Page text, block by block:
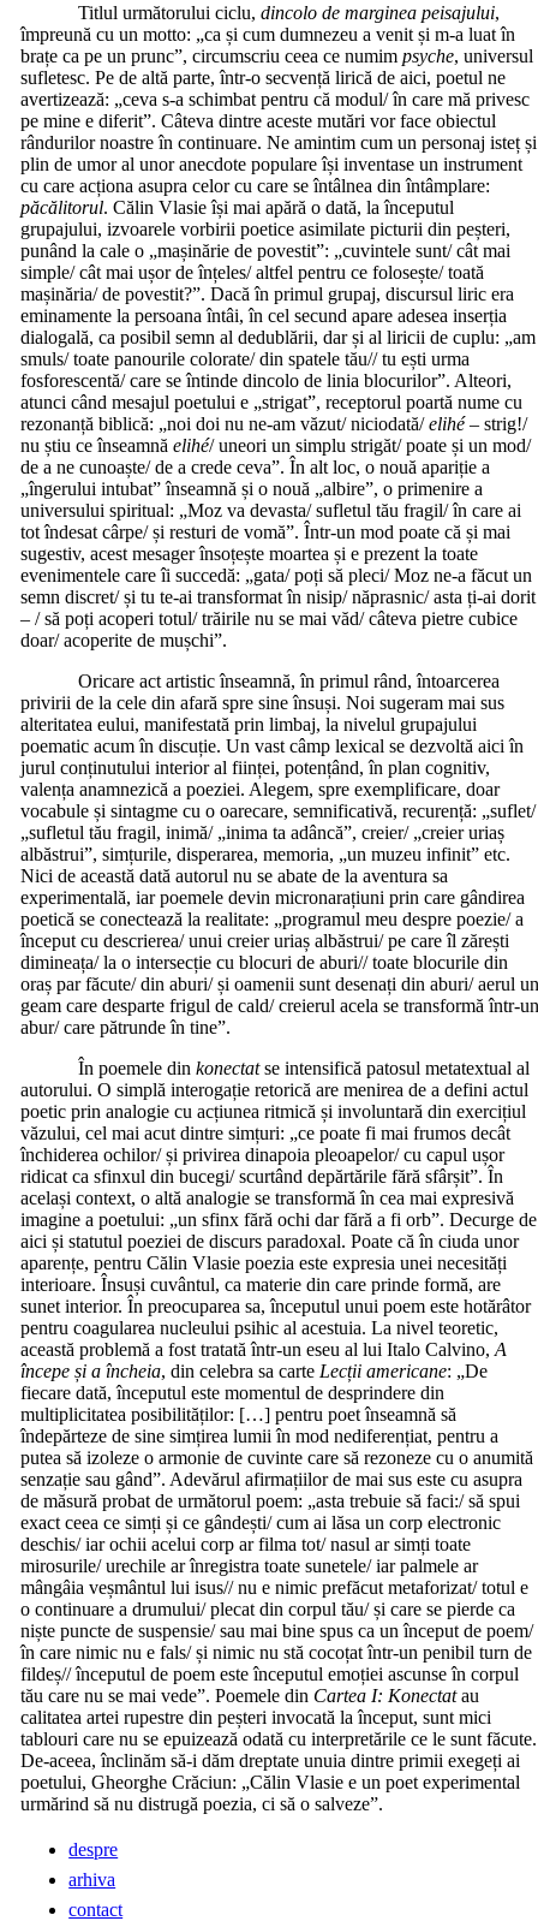
Titlul următorului ciclu,dincolo de marginea peisajului,
împreună cu un motto: „ca și cum dumnezeu a venit și m-a luat în
brațe ca pe un prunc”, circumscriu ceea ce numimpsyche, universul
sufletesc. Pe de altă parte, într-o secvență lirică de aici, poetul ne
avertizează: „ceva s-a schimbat pentru că modul/ în care mă privesc
pe mine e diferit”. Câteva dintre aceste mutări vor face obiectul
rândurilor noastre în continuare. Ne amintim cum un personaj isteț și
plin de umor al unor anecdote populare își inventase un instrument
cu care acționa asupra celor cu care se întâlnea din întâmplare:
păcălitorul. Călin Vlasie își mai apără o dată, la începutul
grupajului, izvoarele vorbirii poetice asimilate picturii din peșteri,
punând la cale o „mașinărie de povestit”: „cuvintele sunt/ cât mai
simple/ cât mai ușor de înțeles/ altfel pentru ce folosește/ toată
mașinăria/ de povestit?”. Dacă în primul grupaj, discursul liric era
eminamente la persoana întâi, în cel secund apare adesea inserția
dialogală, ca posibil semn al dedublării, dar și al liricii de cuplu: „am
smuls/ toate panourile colorate/ din spatele tău// tu ești urma
fosforescentă/ care se întinde dincolo de linia blocurilor”. Alteori,
atunci când mesajul poetului e „strigat”, receptorul poartă nume cu
rezonanță biblică: „noi doi nu ne-am văzut/ niciodată/elihé –strig!/
nu știu ce înseamnăelihé/ uneori un simplu strigăt/ poate și un mod/
de a ne cunoaște/ de a crede ceva”. În alt loc, o nouă apariție a
„îngerului intubat” înseamnă și o nouă „albire”, o primenire a
universului spiritual: „Moz va devasta/ sufletul tău fragil/ în care ai
tot îndesat cârpe/ și resturi de vomă”. Într-un mod poate că și mai
sugestiv, acest mesager însoțește moartea și e prezent la toate
evenimentele care îi succedă: „gata/ poți să pleci/ Moz ne-a făcut un
semn discret/ și tu te-ai transformat în nisip/ năprasnic/ asta ți-ai dorit
– / să poți acoperi totul/ trăirile nu se mai văd/ câteva pietre cubice
doar/ acoperite de mușchi”.
Oricare act artistic înseamnă, în primul rând, întoarcerea
privirii de la cele din afară spre sine însuși. Noi sugeram mai sus
alteritatea eului, manifestată prin limbaj, la nivelul grupajului
poematic acum în discuție. Un vast câmp lexical se dezvoltă aici în
jurul conținutului interior al ființei, potențând, în plan cognitiv,
valența anamnezică a poeziei. Alegem, spre exemplificare, doar
vocabule și sintagme cu o oarecare, semnificativă, recurență: „suflet/
„sufletul tău fragil, inimă/ „inima ta adâncă”, creier/ „creier uriaș
albăstrui”, simțurile, disperarea, memoria, „un muzeu infinit” etc.
Nici de această dată autorul nu se abate de la aventura sa
experimentală, iar poemele devin micronarațiuni prin care gândirea
poetică se conectează la realitate: „programul meu despre poezie/ a
început cu descrierea/ unui creier uriaș albăstrui/ pe care îl zărești
dimineața/ la o intersecție cu blocuri de aburi// toate blocurile din
oraș par făcute/ din aburi/ și oamenii sunt desenați din aburi/ aerul
geam care desparte frigul de cald/ creierul acela se transformă într-
abur/ care pătrunde în tine”.
În poemele dinkonectatse intensifică patosul metatextual al
autorului. O simplă interogație retorică are menirea de a defini actul
poetic prin analogie cu acțiunea ritmică și involuntară din exercițiul
văzului, cel mai acut dintre simțuri: „ce poate fi mai frumos decât
închiderea ochilor/ și privirea dinapoia pleoapelor/ cu capul ușor
ridicat ca sfinxul din bucegi/ scurtând depărtările fără sfârșit”. În
același context, o altă analogie se transformă în cea mai expresivă
imagine a poetului: „un sfinx fără ochi dar fără a fi orb”. Decurge de
aici și statutul poeziei de discurs paradoxal. Poate că în ciuda unor
aparențe, pentru Călin Vlasie poezia este expresia unei necesități
interioare. Însuși cuvântul, ca materie din care prinde formă, are
sunet interior. În preocuparea sa, începutul unui poem este hotărâtor
pentru coagularea nucleului psihic al acestuia. La nivel teoretic,
această problemă a fost tratată într-un eseu al lui Italo Calvino,A
începe și a încheia, din celebra sa carte Lecții americane: „De
fiecare dată, începutul este momentul de desprindere din
multiplicitatea posibilităților: […] pentru poet înseamnă să
îndepărteze de sine simțirea lumii în mod nediferențiat, pentru a
putea să izoleze o armonie de cuvinte care să rezoneze cu o anumită
senzație sau gând”. Adevărul afirmațiilor de mai sus este cu asupra
de măsură probat de următorul poem: „asta trebuie să faci:/ să spui
exact ceea ce simți și ce gândești/ cum ai lăsa un corp electronic
deschis/ iar ochii acelui corp ar filma tot/ nasul ar simți toate
mirosurile/ urechile ar înregistra toate sunetele/ iar palmele ar
mângâia veșmântul lui isus// nu e nimic prefăcut metaforizat/ totul e
o continuare a drumului/ plecat din corpul tău/ și care se pierde ca
niște puncte de suspensie/ sau mai bine spus ca un început de poem/
în care nimic nu e fals/ și nimic nu stă cocoțat într-un penibil turn de
fildeș// începutul de poem este începutul emoției ascunse în corpul
tău care nu se mai vede”. Poemele din Cartea I: Konectatau
calitatea artei rupestre din peșteri invocată la început, sunt mici
tablouri care nu se epuizează odată cu interpretările ce le sunt făcute.
De-aceea, înclinăm să-i dăm dreptate unuia dintre primii exegeți ai
poetului, Gheorghe Crăciun: „Călin Vlasie e un poet experimental
urmărind să nu distrugă poezia, ci să o salveze”.
despre
arhiva
contact